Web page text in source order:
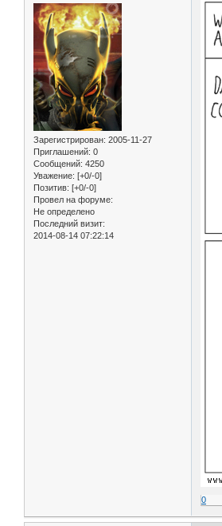
Зарегистрирован: 2005-11-27
Приглашений: 0
Сообщений: 4250
Уважение: [+0/-0]
Позитив: [+0/-0]
Провел на форуме:
Не определено
Последний визит:
2014-08-14 07:22:14
0